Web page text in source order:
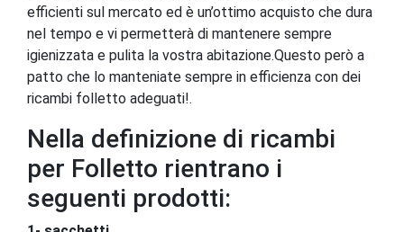
efficienti sul mercato ed è un’ottimo acquisto che dura
nel tempo e vi permetterà di mantenere sempre
igienizzata e pulita la vostra abitazione.Questo però a
patto che lo manteniate sempre in efficienza con dei
ricambi folletto adeguati!.
Nella definizione di ricambi
per Folletto rientrano i
seguenti prodotti: